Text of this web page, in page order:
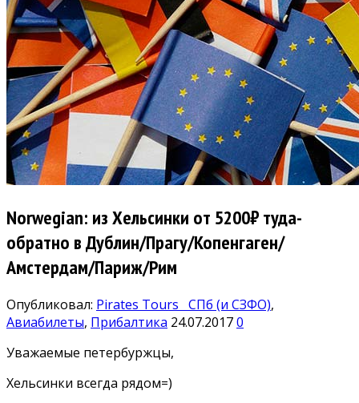
Norwegian: из Хельсинки от 5200₽ туда-
обратно в Дублин/Прагу/Копенгаген/
Амстердам/Париж/Рим
Опубликовал: Pirates Tours СПб (и СЗФО),
Авиабилеты, Прибалтика 24.07.20170
Уважаемые петербуржцы,
Хельсинки всегда рядом=)